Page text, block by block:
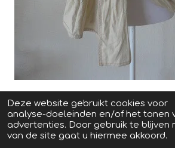
Deze website gebruikt cookies voor
analyse-doeleinden en/of het tonen
advertenties. Door gebruik te blijven
van de site gaat u hiermee akkoord.
© 2021 - 2026 Mama Groen